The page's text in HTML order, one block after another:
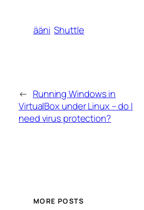
ääni Shuttle
← Running Windows in
VirtualBox under Linux – do I
need virus protection?
MORE POSTS